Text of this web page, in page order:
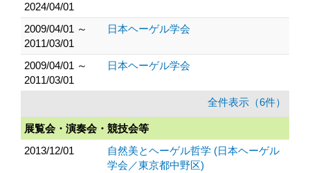
2024/04/01
2009/04/01 ～
2011/03/01
日本ヘーゲル学会
2009/04/01 ～
2011/03/01
日本ヘーゲル学会
全件表示（6件）
展覧会・演奏会・競技会等
2013/12/01
自然美とヘーゲル哲学 (日本ヘーゲル
学会／東京都中野区)